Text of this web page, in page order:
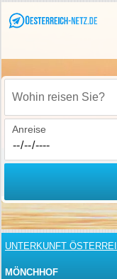
Wohin reisen Sie?
Anreise
UNTERKUNFT
MÖNCHHOF